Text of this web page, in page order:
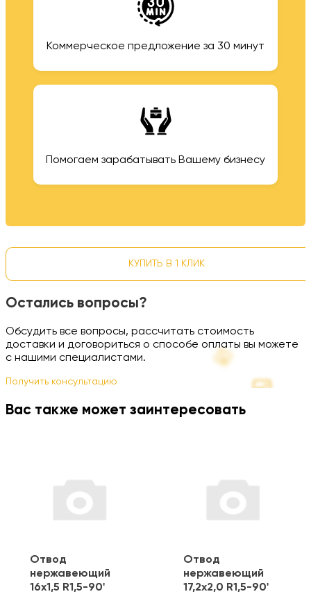
Коммерческое предложение за 30 минут
Помогаем зарабатывать Вашему бизнесу
КУПИТЬ В 1 КЛИК
Остались вопросы?
Обсудить все вопросы, рассчитать стоимость
доставки и договориться о способе оплаты вы можете
с нашими специалистами.
Получить консультацию
Вас также может заинтересовать
Отвод
нержавеющий
16х1,5 R1,5-90'
Отвод
нержавеющий
17,2х2,0 R1,5-90'